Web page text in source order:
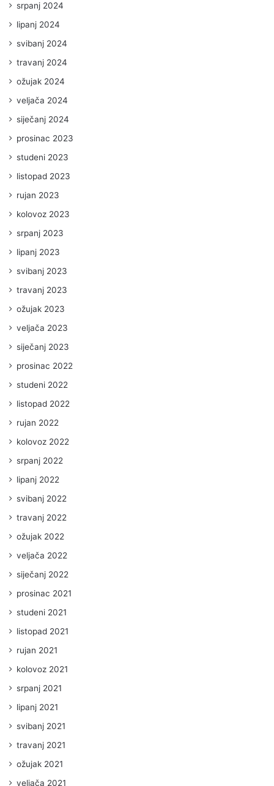
srpanj 2024
lipanj 2024
svibanj 2024
travanj 2024
ožujak 2024
veljača 2024
siječanj 2024
prosinac 2023
studeni 2023
listopad 2023
rujan 2023
kolovoz 2023
srpanj 2023
lipanj 2023
svibanj 2023
travanj 2023
ožujak 2023
veljača 2023
siječanj 2023
prosinac 2022
studeni 2022
listopad 2022
rujan 2022
kolovoz 2022
srpanj 2022
lipanj 2022
svibanj 2022
travanj 2022
ožujak 2022
veljača 2022
siječanj 2022
prosinac 2021
studeni 2021
listopad 2021
rujan 2021
kolovoz 2021
srpanj 2021
lipanj 2021
svibanj 2021
travanj 2021
ožujak 2021
veljača 2021